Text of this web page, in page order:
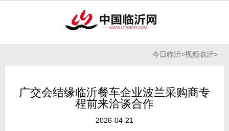
今日临沂>视频临沂>
广交会结缘临沂餐车企业波兰采购商专
程前来洽谈合作
2026-04-21